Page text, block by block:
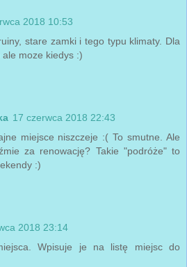
2018 10:53
stare zamki i tego typu klimaty. Dla
moze kiedys :)
17 czerwca 2018 22:43
miejsce niszczeje :( To smutne. Ale
za renowację? Takie "podróże" to
:)
2018 23:14
Wpisuje je na listę miejsc do